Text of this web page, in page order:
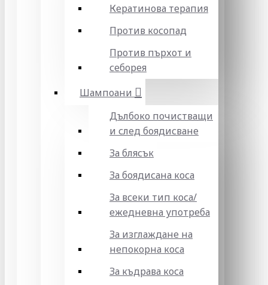
Кератинова терапия
Против косопад
Против пърхот и
себорея
Шампоани
Дълбоко почистващи
и след боядисване
За блясък
За боядисана коса
За всеки тип коса/
ежедневна употреба
За изглаждане на
непокорна коса
За къдрава коса